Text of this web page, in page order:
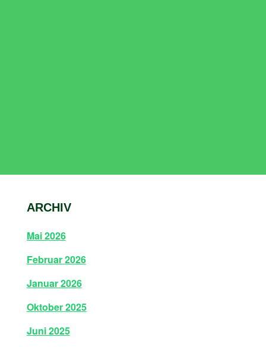
ARCHIV
Mai 2026
Februar 2026
Januar 2026
Oktober 2025
Juni 2025